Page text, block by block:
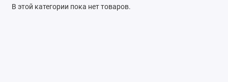
В этой категории пока нет товаров.